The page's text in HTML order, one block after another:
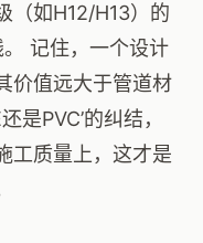
（如H12/H13）的
记住，一个设计
价值远大于管道材
是PVC’的纠结，
工质量上，这才是